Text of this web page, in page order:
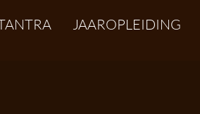
JAAROPLEIDING